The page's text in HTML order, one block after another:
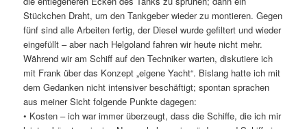
Stückchen Draht, um den Tankgeber wieder zu montieren. Gegen
fünf sind alle Arbeiten fertig, der Diesel wurde gefiltert und wieder
eingefüllt – aber nach Helgoland fahren wir heute nicht mehr.
Während wir am Schiff auf den Techniker warten, diskutiere ich
mit Frank über das Konzept „eigene Yacht“. Bislang hatte ich mit
dem Gedanken nicht intensiver beschäftigt; spontan sprachen
aus meiner Sicht folgende Punkte dagegen:
• Kosten – ich war immer überzeugt, dass die Schiffe, die ich mir